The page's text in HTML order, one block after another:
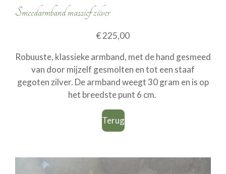
Smeedarmband massief zilver
€ 225,00
Robuuste, klassieke armband, met de hand gesmeed
van door mijzelf gesmolten en tot een staaf
gegoten zilver. De armband weegt 30 gram en is op
het breedste punt 6 cm.
Terug